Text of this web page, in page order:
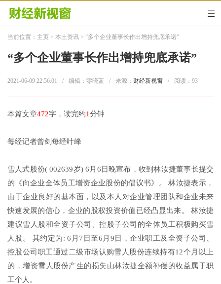
当前位置： 主页 > 本土资讯 > “多个企业董事长作出增持兜底承诺”
“多个企业董事长作出增持兜底承诺”
2021-06-09 22:56:01 / 编辑：零晓蓝 / 来源： 财经新视窗 / 阅读： 93
本篇文章472字，读完约1分钟
每经记者曾剑每经叶峰
雪人式股份( 002639岁) 6月6日晚宣布，收到林汝捷董事长提交
的《向企业全体员工增资企业股份的倡议书》。 林汝捷表示，
由于企业良好的基本面，以及本人对企业管理团队和企业未来
快速发展的信心，企业的股权投资价值已经凸显出来。 林汝捷
建议雪人股和全资子公司、控股子公司的全体员工积极购买雪
人股。 其约定为: 6月7日至6月9日，企业职工及全资子公司、
控股公司职工通过二级市场认购雪人股份连续持有12个月以上
的，增资雪人股份产生的损失由林汝捷全额补偿的收益属于职
工个人。